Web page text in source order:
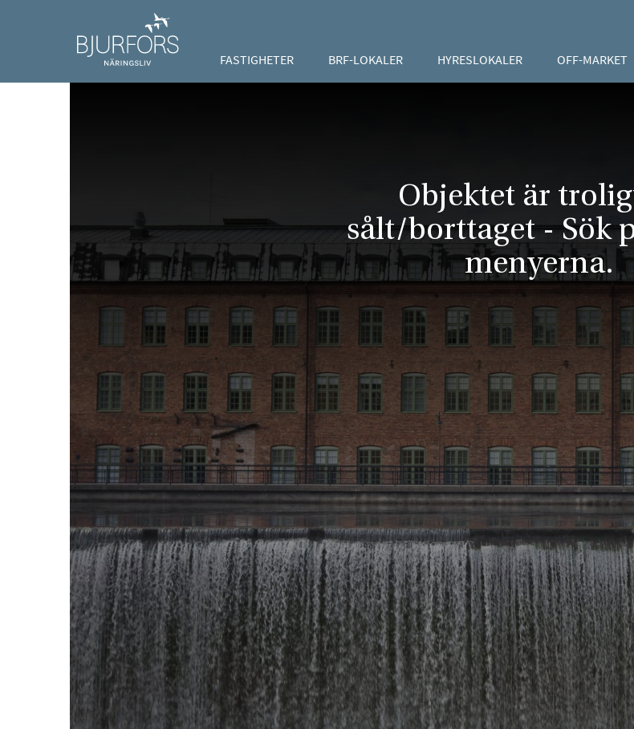
FASTIGHETER BRF-LOKALER HYRESLOKALER OFF-MARKET
Objektet är
sålt/borttaget - Sök
menyerna.
Nödvändiga
cookies låter
dig använda
webbplatsen
genom att
aktivera